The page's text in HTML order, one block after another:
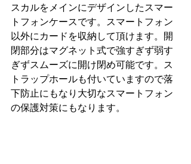
スカルをメインにデザインしたスマー
トフォンケースです。スマートフォン
以外にカードを収納して頂けます。開
閉部分はマグネット式で強すぎず弱す
ぎずスムーズに開け閉め可能です。ス
トラップホールも付いていますので落
下防止にもなり大切なスマートフォン
の保護対策にもなります。